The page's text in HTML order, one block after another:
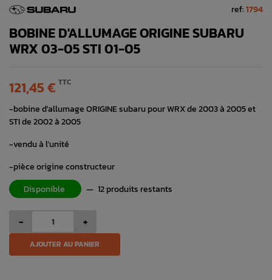
ref:1794
BOBINE D'ALLUMAGE ORIGINE SUBARU
WRX 03-05 STI 01-05
121,45 € TTC
-bobine d'allumage ORIGINE subaru pour WRX de 2003 à 2005 et
STI de 2002 à 2005
-vendu à l'unité
-pièce origine constructeur
Disponible
— 12 produits restants
- +
AJOUTER AU PANIER